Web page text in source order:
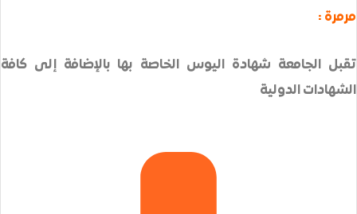
اليوس الخاصة بها بالإضافة إلى كافة